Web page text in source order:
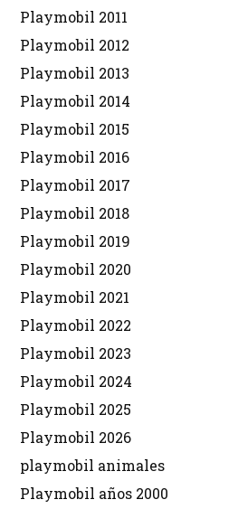
Playmobil 2011
Playmobil 2012
Playmobil 2013
Playmobil 2014
Playmobil 2015
Playmobil 2016
Playmobil 2017
Playmobil 2018
Playmobil 2019
Playmobil 2020
Playmobil 2021
Playmobil 2022
Playmobil 2023
Playmobil 2024
Playmobil 2025
Playmobil 2026
playmobil animales
Playmobil años 2000